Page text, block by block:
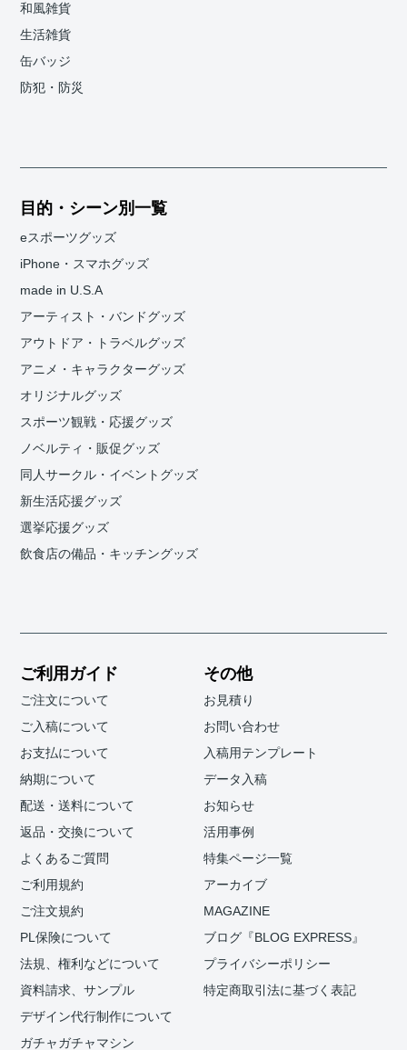
和風雑貨
生活雑貨
缶バッジ
防犯・防災
目的・シーン別一覧
eスポーツグッズ
iPhone・スマホグッズ
made in U.S.A
アーティスト・バンドグッズ
アウトドア・トラベルグッズ
アニメ・キャラクターグッズ
オリジナルグッズ
スポーツ観戦・応援グッズ
ノベルティ・販促グッズ
同人サークル・イベントグッズ
新生活応援グッズ
選挙応援グッズ
飲食店の備品・キッチングッズ
ご利用ガイド
ご注文について
ご入稿について
お支払について
納期について
配送・送料について
返品・交換について
よくあるご質問
ご利用規約
ご注文規約
PL保険について
法規、権利などについて
資料請求、サンプル
デザイン代行制作について
ガチャガチャマシン
その他
お見積り
お問い合わせ
入稿用テンプレート
データ入稿
お知らせ
活用事例
特集ページ一覧
アーカイブ
MAGAZINE
ブログ『BLOG EXPRESS』
プライバシーポリシー
特定商取引法に基づく表記